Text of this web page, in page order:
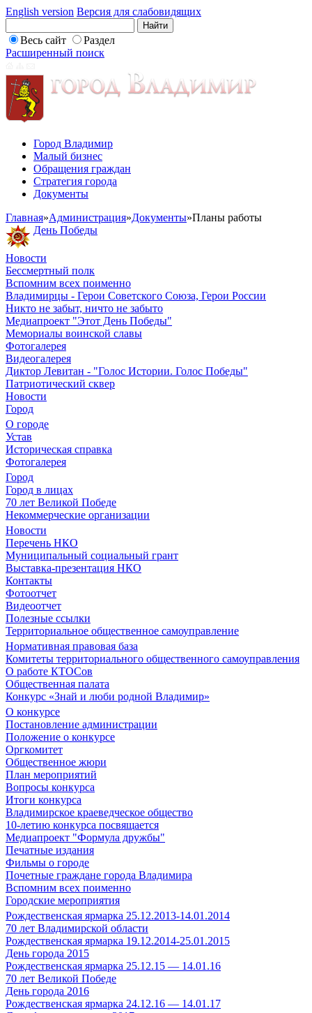
English version Версия для слабовидящих
Весь сайт
Раздел
Расширенный поиск
Город Владимир
Малый бизнес
Обращения граждан
Стратегия города
Документы
Главная»Администрация»Документы»Планы работы
День Победы
Новости
Бессмертный полк
Вспомним всех поименно
Владимирцы - Герои Советского Союза, Герои России
Никто не забыт, ничто не забыто
Медиапроект "Этот День Победы"
Мемориалы воинской славы
Фотогалерея
Видеогалерея
Диктор Левитан - "Голос Истории. Голос Победы"
Патриотический сквер
Новости
Город
О городе
Устав
Историческая справка
Фотогалерея
Город
Город в лицах
70 лет Великой Победе
Некоммерческие организации
Новости
Перечень НКО
Муниципальный социальный грант
Выставка-презентация НКО
Контакты
Фотоотчет
Видеоотчет
Полезные ссылки
Территориальное общественное самоуправление
Нормативная правовая база
Комитеты территориального общественного самоуправления
О работе КТОСов
Общественная палата
Конкурс «Знай и люби родной Владимир»
О конкурсе
Постановление администрации
Положение о конкурсе
Оргкомитет
Общественное жюри
План мероприятий
Вопросы конкурса
Итоги конкурса
Владимирское краеведческое общество
10-летию конкурса посвящается
Медиапроект "Формула дружбы"
Печатные издания
Фильмы о городе
Почетные граждане города Владимира
Вспомним всех поименно
Городские мероприятия
Рождественская ярмарка 25.12.2013-14.01.2014
70 лет Владимирской области
Рождественская ярмарка 19.12.2014-25.01.2015
День города 2015
Рождественская ярмарка 25.12.15 — 14.01.16
70 лет Великой Победе
День города 2016
Рождественская ярмарка 24.12.16 — 14.01.17